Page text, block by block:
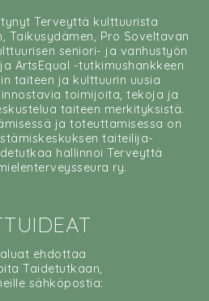
Terveyttä kulttuurista
Taikusydämen, Pro Soveltavan
seniori- ja vanhustyön
ArtsEqual -tutkimushankkeen
taiteen ja kulttuurin uusia
toimijoita, tekoja ja
taiteen merkityksistä.
ja toteuttamisessa on
taiteilija-
hallinnoi Terveyttä
ry.
ehdottaa
Taidetutkaan,
sähköpostia: